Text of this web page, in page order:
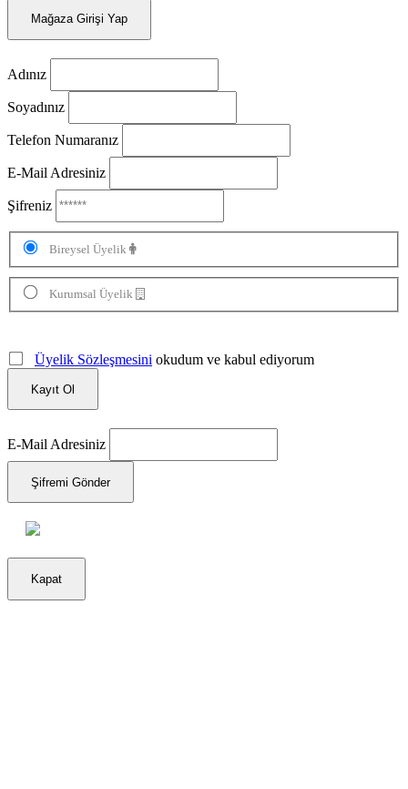
Mağaza Girişi Yap
Adınız
Soyadınız
Telefon Numaranız
E-Mail Adresiniz
Şifreniz
Bireysel Üyelik
Kurumsal Üyelik
Üyelik Sözleşmesini okudum ve kabul ediyorum
Kayıt Ol
E-Mail Adresiniz
Şifremi Gönder
Kapat